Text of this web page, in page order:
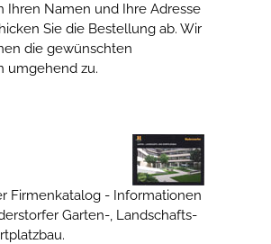
Ihren Namen und Ihre Adresse
Sie die Bestellung ab. Wir
die gewünschten
umgehend zu.
Firmenkatalog - Informationen
Garten-, Landschafts-